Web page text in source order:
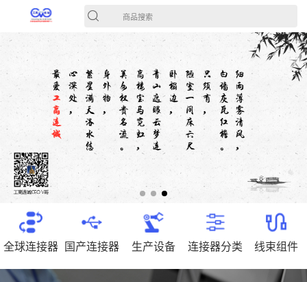
商品搜索
全球连接器 国产连接器 生产设备 连接器分类 线束组件